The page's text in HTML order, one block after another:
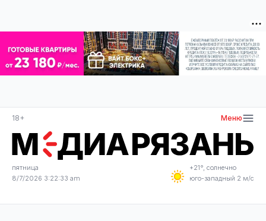
18+ Меню
пятница
8/7/2026 3:22:34 am
+21°, солнечно
юго-западный 2 м/с